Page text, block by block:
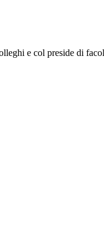
e col preside di